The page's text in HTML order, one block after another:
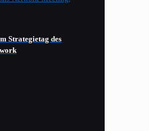
Strategietag des